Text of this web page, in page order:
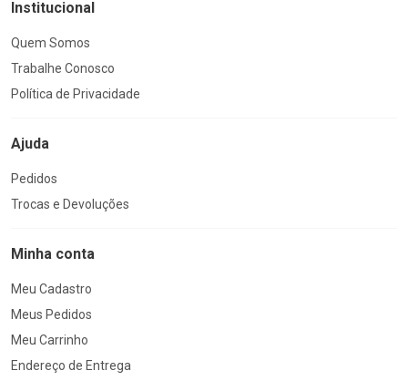
Institucional
Quem Somos
Trabalhe Conosco
Política de Privacidade
Ajuda
Pedidos
Trocas e Devoluções
Minha conta
Meu Cadastro
Meus Pedidos
Meu Carrinho
Endereço de Entrega